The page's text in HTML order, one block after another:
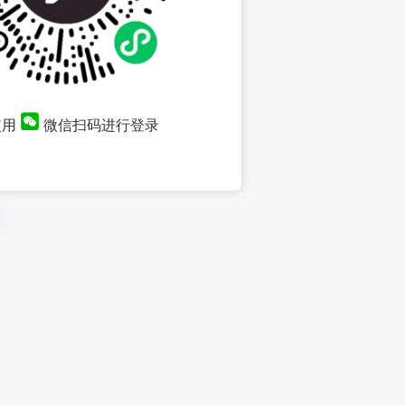
微信扫码进行登录